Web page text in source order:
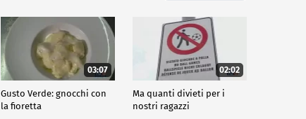
03:07
Gusto Verde: gnocchi con
la fioretta
02:02
Ma quanti divieti per i
nostri ragazzi